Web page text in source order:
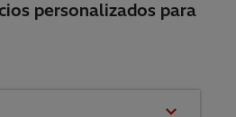
personalizados para